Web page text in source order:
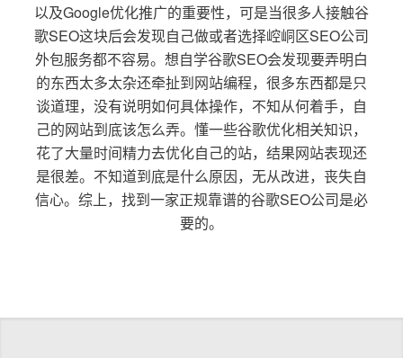
以及Google优化推广的重要性，可是当很多人接触谷
歌SEO这块后会发现自己做或者选择崆峒区SEO公司
外包服务都不容易。想自学谷歌SEO会发现要弄明白
的东西太多太杂还牵扯到网站编程，很多东西都是只
谈道理，没有说明如何具体操作，不知从何着手，自
己的网站到底该怎么弄。懂一些谷歌优化相关知识，
花了大量时间精力去优化自己的站，结果网站表现还
是很差。不知道到底是什么原因，无从改进，丧失自
信心。综上，找到一家正规靠谱的谷歌SEO公司是必
要的。